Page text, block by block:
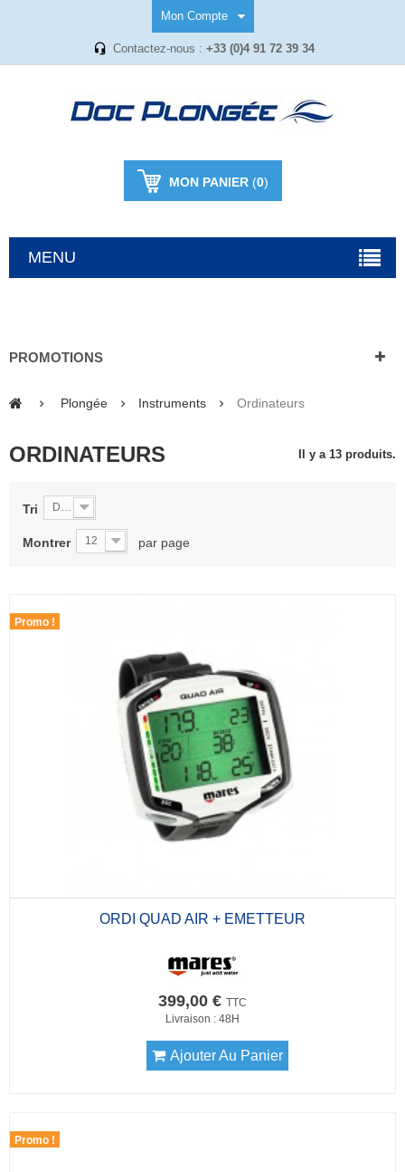
Mon Compte
Contactez-nous : +33 (0)4 91 72 39 34
MON PANIER(0)
MENU
PROMOTIONS
Plongée Instruments Ordinateurs
ORDINATEURS Il y a 13 produits.
Tri De A à Z
Montrer 12 par page
Promo !
ORDI QUAD AIR + EMETTEUR
399,00 € TTC
Livraison : 48H
Ajouter Au Panier
Promo !